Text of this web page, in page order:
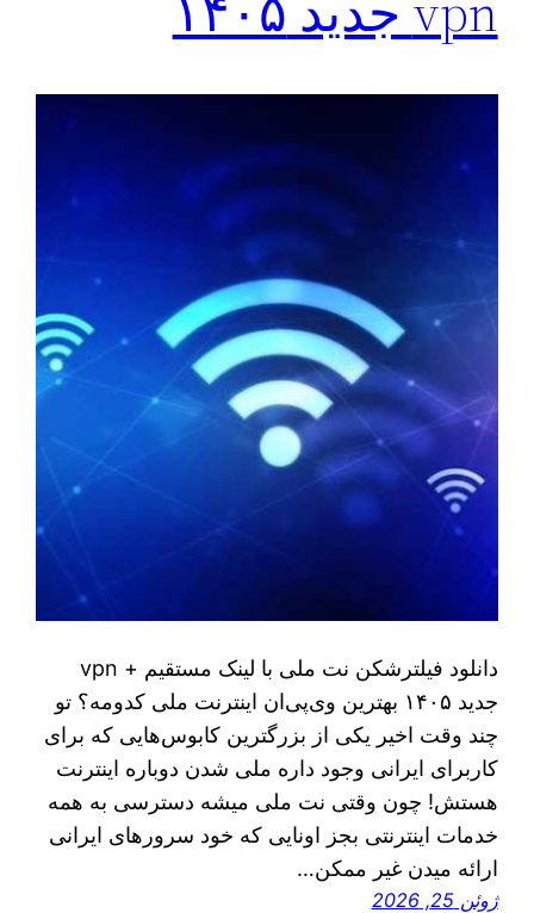
دانلود فیلترشکن نت ملی با لینک مستقیم + vpn
جدید ۱۴۰۵ بهترین وی‌پی‌ان اینترنت ملی کدومه؟ تو
چند وقت اخیر یکی از بزرگترین کابوس‌هایی که برای
کاربرای ایرانی وجود داره ملی شدن دوباره اینترنت
هستش! چون وقتی نت ملی میشه دسترسی به همه
خدمات اینترنتی بجز اونایی که خود سرورهای ایرانی
ارائه میدن غیر ممکن…
ژوئن 25, 2026